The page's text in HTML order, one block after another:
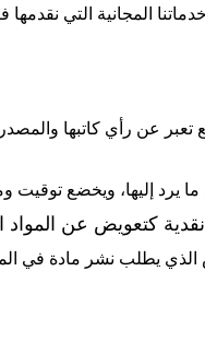
المجانية التي نقدمها
تعبر عن رأي كاتبها
ما يرد إليها، ويخضع توقيت
نقدية كتعويض عن
الذي يطلب نشر مادة في